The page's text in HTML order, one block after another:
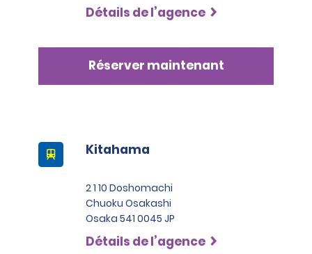
Détails de l’agence
Réserver maintenant
Kitahama
2 1 10 Doshomachi
Chuoku Osakashi
Osaka 541 0045 JP
Détails de l’agence